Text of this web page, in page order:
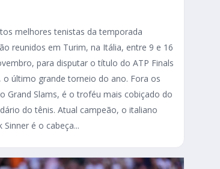
melhores tenistas da temporada
reunidos em Turim, na Itália, entre 9 e 16
para disputar o título do ATP Finals
o último grande torneio do ano. Fora os
Grand Slams, é o troféu mais cobiçado do
do tênis. Atual campeão, o italiano
Sinner é o cabeça...